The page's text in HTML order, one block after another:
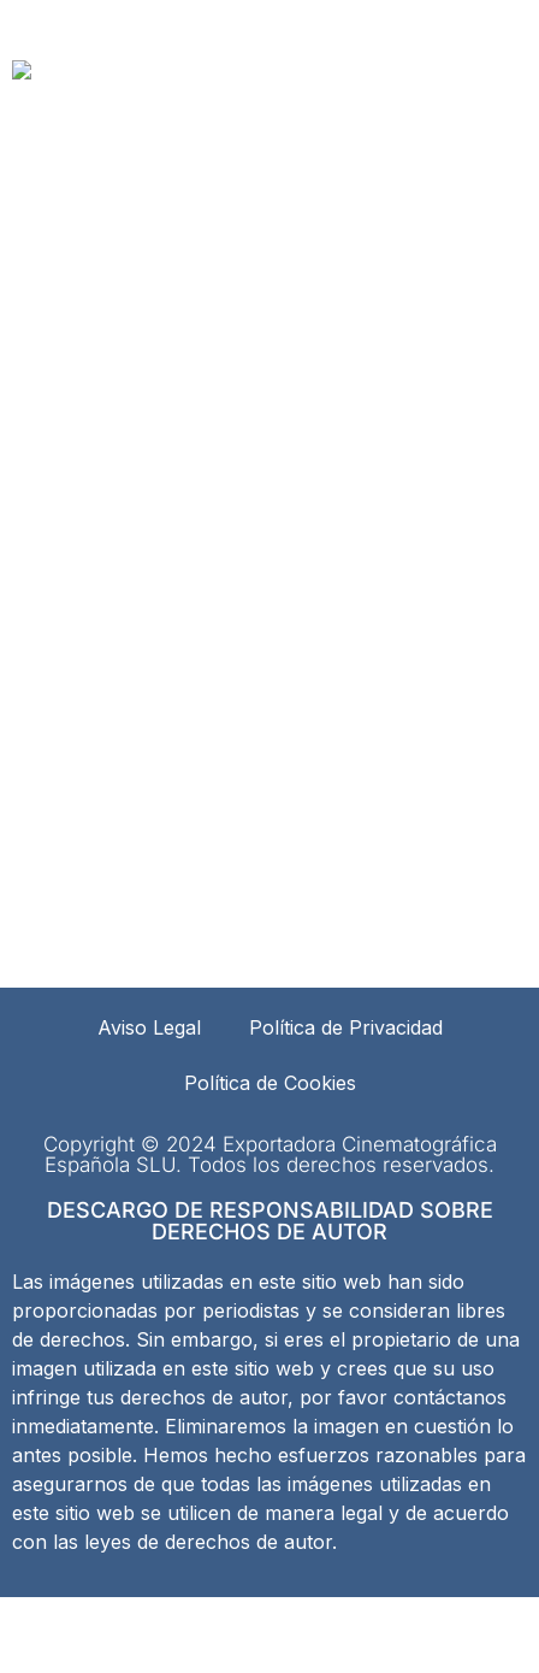
Aviso Legal Política de Privacidad
Política de Cookies
Copyright © 2024 Exportadora Cinematográfica
Española SLU. Todos los derechos reservados.
DESCARGO DE RESPONSABILIDAD SOBRE
DERECHOS DE AUTOR
Las imágenes utilizadas en este sitio web han sido
proporcionadas por periodistas y se consideran libres
de derechos. Sin embargo, si eres el propietario de una
imagen utilizada en este sitio web y crees que su uso
infringe tus derechos de autor, por favor contáctanos
inmediatamente. Eliminaremos la imagen en cuestión lo
antes posible. Hemos hecho esfuerzos razonables para
asegurarnos de que todas las imágenes utilizadas en
este sitio web se utilicen de manera legal y de acuerdo
con las leyes de derechos de autor.